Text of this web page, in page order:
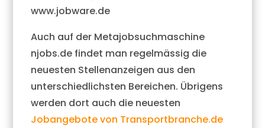
www.jobware.de
Auch auf der Metajobsuchmaschine
njobs.de findet man regelmässig die
neuesten Stellenanzeigen aus den
unterschiedlichsten Bereichen. Übrigens
werden dort auch die neuesten
Jobangebote von Transportbranche.de